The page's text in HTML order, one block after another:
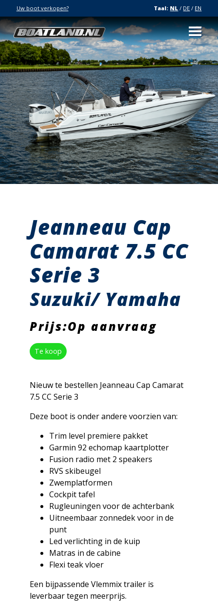
Uw boot verkopen? Taal: NL / DE / EN
Jeanneau Cap
Camarat 7.5 CC
Serie 3
Suzuki/ Yamaha
Prijs:Op aanvraag
Te koop
Nieuw te bestellen Jeanneau Cap Camarat
7.5 CC Serie 3
Deze boot is onder andere voorzien van:
Trim level premiere pakket
Garmin 92 echomap kaartplotter
Fusion radio met 2 speakers
RVS skibeugel
Zwemplatformen
Cockpit tafel
Rugleuningen voor de achterbank
Uitneembaar zonnedek voor in de
punt
Led verlichting in de kuip
Matras in de cabine
Flexi teak vloer
Een bijpassende Vlemmix trailer is
leverbaar tegen meerprijs.